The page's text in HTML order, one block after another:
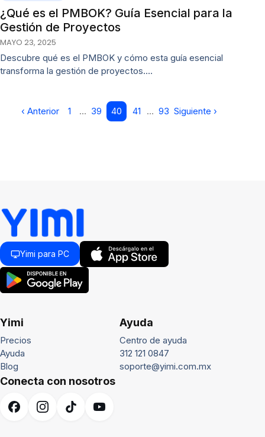
¿Qué es el PMBOK? Guía Esencial para la
Gestión de Proyectos
MAYO 23, 2025
Descubre qué es el PMBOK y cómo esta guía esencial
transforma la gestión de proyectos.…
‹ Anterior 1 … 39 40 41 … 93 Siguiente ›
Yimi para PC
Yimi
Precios
Ayuda
Blog
Ayuda
Centro de ayuda
312 121 0847
soporte@yimi.com.mx
Conecta con nosotros